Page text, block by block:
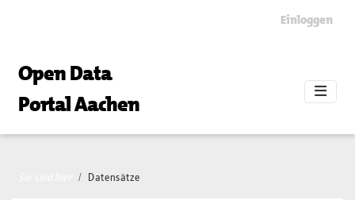
Einloggen
Open Data
Portal Aachen
Datensätze